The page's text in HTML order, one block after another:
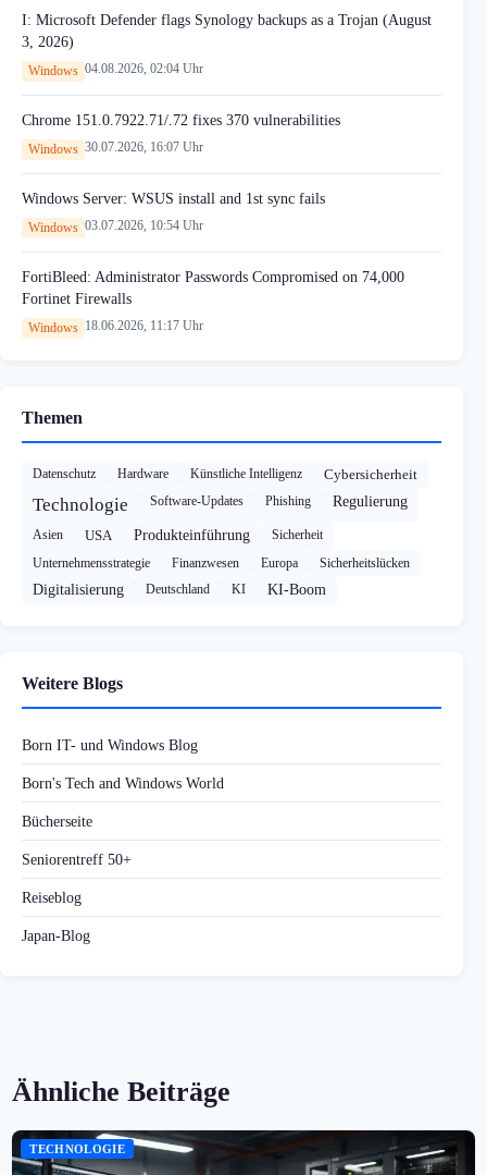
I: Microsoft Defender flags Synology backups as a Trojan (August
3, 2026)
Windows 04.08.2026, 02:04 Uhr
Chrome 151.0.7922.71/.72 fixes 370 vulnerabilities
Windows 30.07.2026, 16:07 Uhr
Windows Server: WSUS install and 1st sync fails
Windows 03.07.2026, 10:54 Uhr
FortiBleed: Administrator Passwords Compromised on 74,000
Fortinet Firewalls
Windows 18.06.2026, 11:17 Uhr
Themen
Datenschutz Hardware Künstliche Intelligenz Cybersicherheit
Technologie Software-Updates Phishing Regulierung
Asien USA Produkteinführung
Sicherheit
Unternehmensstrategie
Finanzwesen Europa Sicherheitslücken
Digitalisierung Deutschland KI KI-Boom
Weitere Blogs
Born IT- und Windows Blog
Born's Tech and Windows World
Bücherseite
Seniorentreff 50+
Reiseblog
Japan-Blog
Ähnliche Beiträge
TECHNOLOGIE